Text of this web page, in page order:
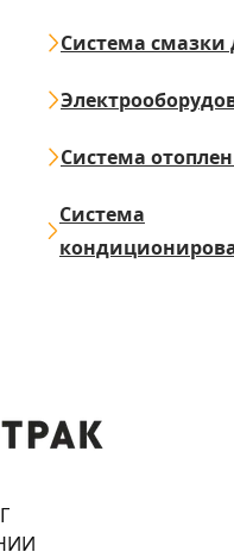
Система смазки
Система
Система